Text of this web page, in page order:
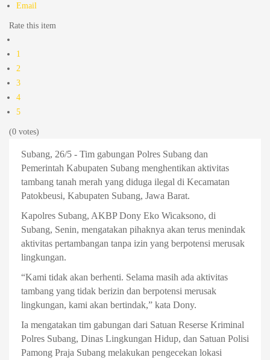
Email
Rate this item
1
2
3
4
5
(0 votes)
Subang, 26/5 - Tim gabungan Polres Subang dan
Pemerintah Kabupaten Subang menghentikan aktivitas
tambang tanah merah yang diduga ilegal di Kecamatan
Patokbeusi, Kabupaten Subang, Jawa Barat.
Kapolres Subang, AKBP Dony Eko Wicaksono, di
Subang, Senin, mengatakan pihaknya akan terus menindak
aktivitas pertambangan tanpa izin yang berpotensi merusak
lingkungan.
“Kami tidak akan berhenti. Selama masih ada aktivitas
tambang yang tidak berizin dan berpotensi merusak
lingkungan, kami akan bertindak,” kata Dony.
Ia mengatakan tim gabungan dari Satuan Reserse Kriminal
Polres Subang, Dinas Lingkungan Hidup, dan Satuan Polisi
Pamong Praja Subang melakukan pengecekan lokasi